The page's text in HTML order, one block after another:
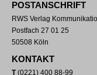
POSTANSCHRIFT
RWS Verlag
Postfach 27 01 25
50508 Köln
KONTAKT
T(0221) 400 88-99